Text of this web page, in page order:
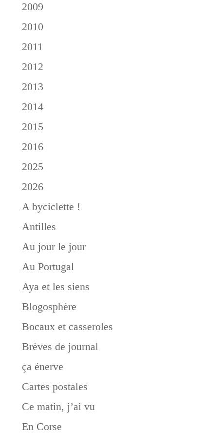
2009
2010
2011
2012
2013
2014
2015
2016
2025
2026
A byciclette !
Antilles
Au jour le jour
Au Portugal
Aya et les siens
Blogosphère
Bocaux et casseroles
Brèves de journal
ça énerve
Cartes postales
Ce matin, j’ai vu
En Corse